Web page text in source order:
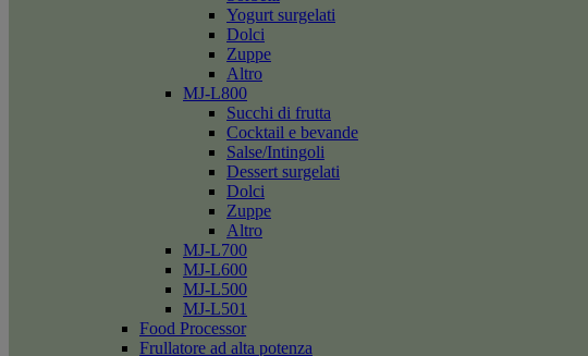
Yogurt surgelati
Dolci
Zuppe
Altro
MJ-L800
Succhi di frutta
Cocktail e bevande
Salse/Intingoli
Dessert surgelati
Dolci
Zuppe
Altro
MJ-L700
MJ-L600
MJ-L500
MJ-L501
Food Processor
Frullatore ad alta potenza